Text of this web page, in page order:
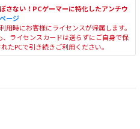
さない！PCゲーマーに特化したアンチウ
ージ
時にお客様にライセンスが帰属します。
、ライセンスカードは送らずにご自身で保
たPCで引き続きご利用ください。